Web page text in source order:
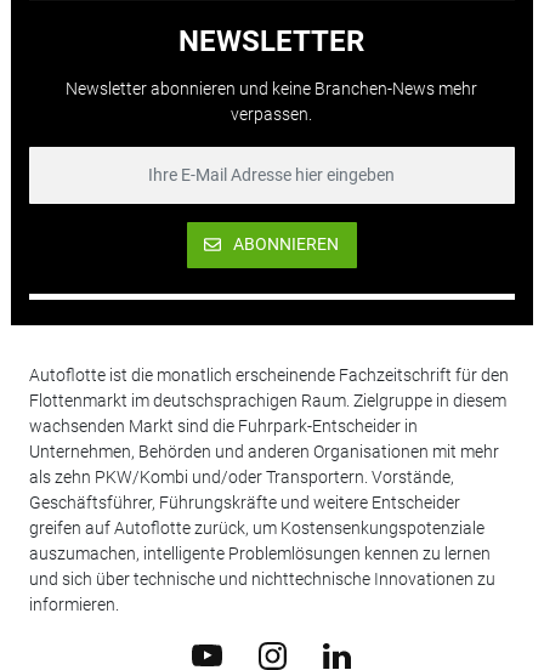
NEWSLETTER
Newsletter abonnieren und keine Branchen-News mehr
verpassen.
ABONNIEREN
Autoflotte ist die monatlich erscheinende Fachzeitschrift für den
Flottenmarkt im deutschsprachigen Raum. Zielgruppe in diesem
wachsenden Markt sind die Fuhrpark-Entscheider in
Unternehmen, Behörden und anderen Organisationen mit mehr
als zehn PKW/Kombi und/oder Transportern. Vorstände,
Geschäftsführer, Führungskräfte und weitere Entscheider
greifen auf Autoflotte zurück, um Kostensenkungspotenziale
auszumachen, intelligente Problemlösungen kennen zu lernen
und sich über technische und nichttechnische Innovationen zu
informieren.